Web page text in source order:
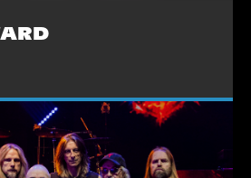
KAUFEN
INFOS
INFOS